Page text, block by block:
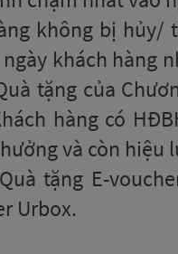
không bị
khách hàng
tặng của
hàng có
và còn hiệu
tặng E-
Urbox.